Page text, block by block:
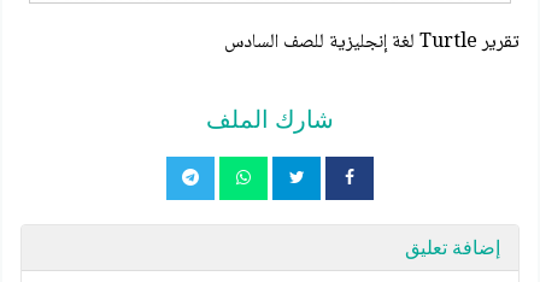
تقرير Turtle لغة إنجليزية للصف السادس
شارك الملف
إضافة تعليق